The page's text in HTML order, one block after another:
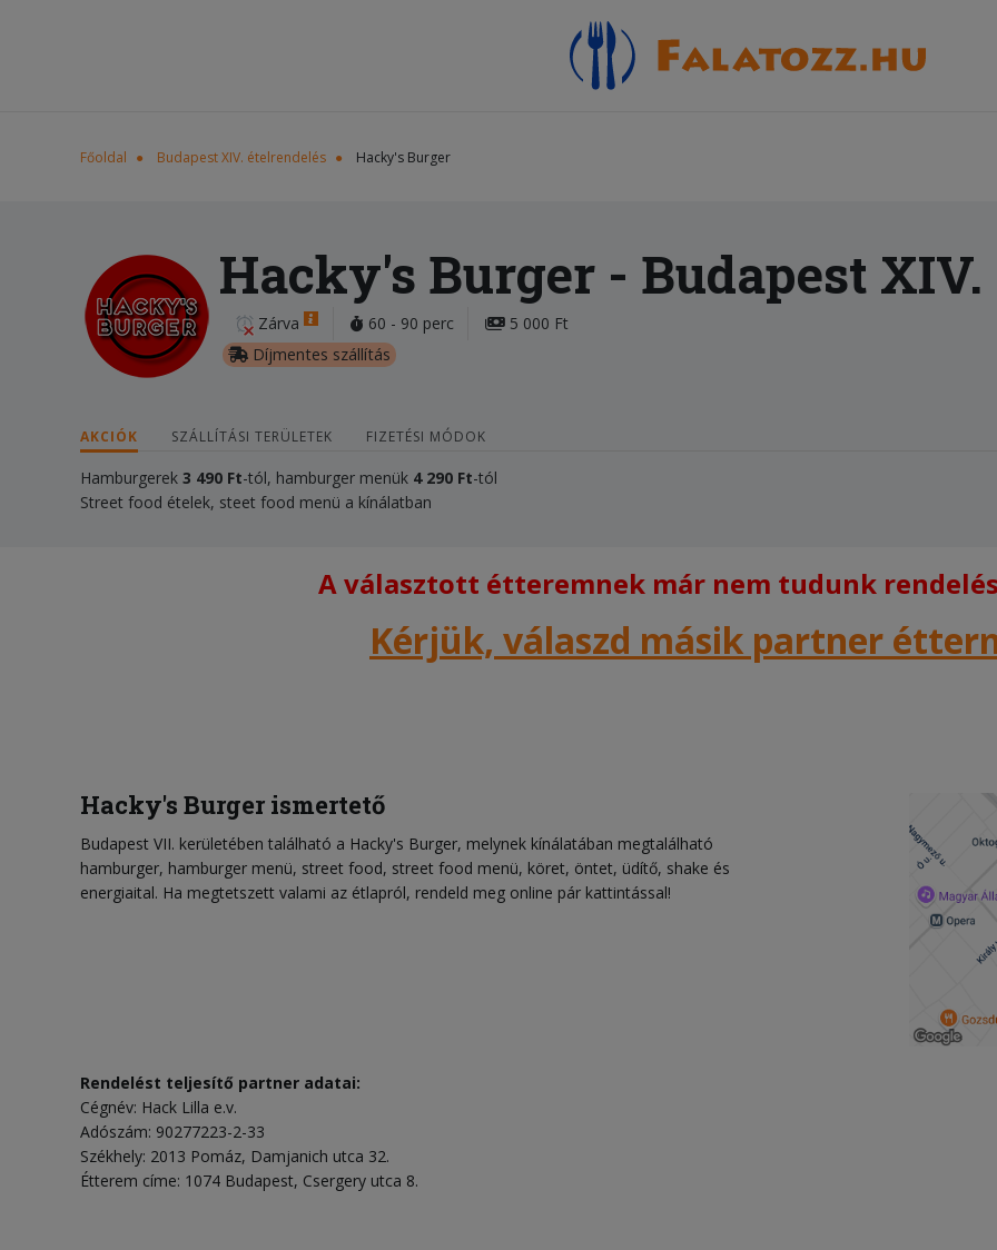
Főoldal Budapest XIV. ételrendelés Hacky's Burger
Hacky's Burger - Budapest XIV.
Zárva 60 - 90 perc
5 000 Ft
Díjmentes szállítás
AKCIÓK SZÁLLÍTÁSI TERÜLETEK FIZETÉSI MÓDOK
Hamburgerek 3 490 Ft-tól, hamburger menük 4 290 Ft-tól
Street food ételek, steet food menü a kínálatban
A választott étteremnek már nem tudunk
Kérjük, válaszd másik partner
Hacky's Burger ismertető
Budapest VII. kerületében található a Hacky's Burger, melynek kínálatában megtalálható
hamburger, hamburger menü, street food, street food menü, köret, öntet, üdítő, shake és
energiaital. Ha megtetszett valami az étlapról, rendeld meg online pár kattintással!
Rendelést teljesítő partner adatai:
Cégnév: Hack Lilla e.v.
Adószám: 90277223-2-33
Székhely: 2013 Pomáz, Damjanich utca 32.
Étterem címe: 1074 Budapest, Csergery utca 8.